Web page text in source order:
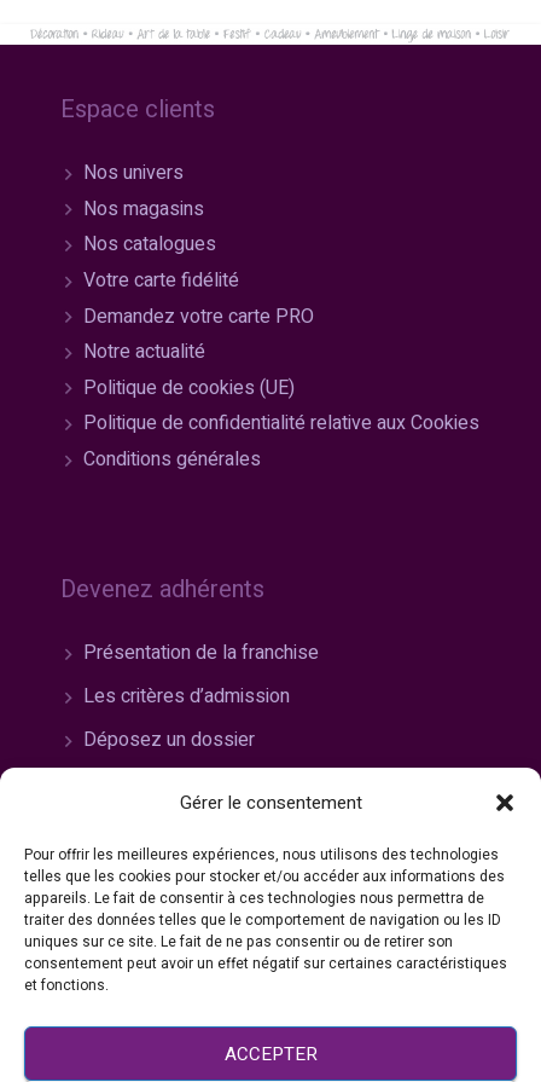
Gérer le consentement
Pour offrir les meilleures expériences, nous utilisons des technologies
telles que les cookies pour stocker et/ou accéder aux informations des
appareils. Le fait de consentir à ces technologies nous permettra de
traiter des données telles que le comportement de navigation ou les ID
uniques sur ce site. Le fait de ne pas consentir ou de retirer son
consentement peut avoir un effet négatif sur certaines caractéristiques
et fonctions.
ACCEPTER
Espace clients
Nos univers
Nos magasins
Nos catalogues
Votre carte fidélité
Demandez votre carte PRO
Notre actualité
Politique de cookies (UE)
Politique de confidentialité relative aux Cookies
Conditions générales
Devenez adhérents
Présentation de la franchise
Les critères d’admission
Déposez un dossier
Rejoignez-nous
Travailler chez Bazarland
Nos offres
Candidature spontanée